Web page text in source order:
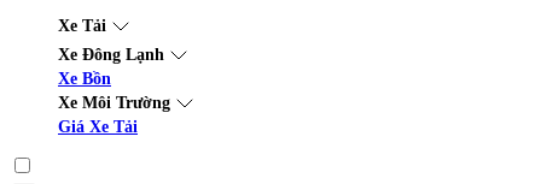
Xe Tải
Xe Đông Lạnh
Xe Bồn
Xe Môi Trường
Giá Xe Tải